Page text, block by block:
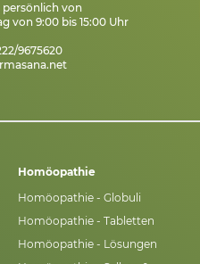
persönlich von
von 9:00 bis 15:00 Uhr
9675620
Homöopathie
Homöopathie - Globuli
Homöopathie - Tabletten
Homöopathie - Lösungen